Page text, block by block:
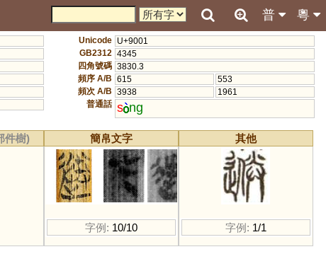
粵
普
Unicode U+9001
GB2312 4345
四角號碼 3830.3
頻序 A/B 615
553
頻次 A/B 3938
1961
普通話 s ng
件樹) 簡帛文字
字例: 10/10
其他
字例: 1/1